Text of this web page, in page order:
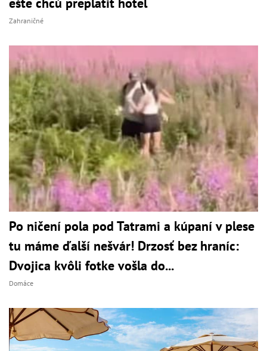
Zahraničné
Po ničení pola pod Tatrami a kúpaní v plese
tu máme ďalší nešvár! Drzosť bez hraníc:
Dvojica kvôli fotke vošla do...
Domáce